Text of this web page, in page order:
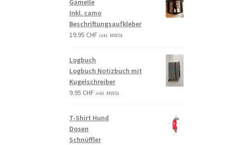
Gamelle
Inkl. camo
Beschriftungsaufkleber
19.95CHF inkl. MWSt.
Logbuch
Logbuch Notizbuch mit
Kugelschreiber
9.95CHF inkl. MWSt.
T-Shirt Hund
Dosen
Schnüffler